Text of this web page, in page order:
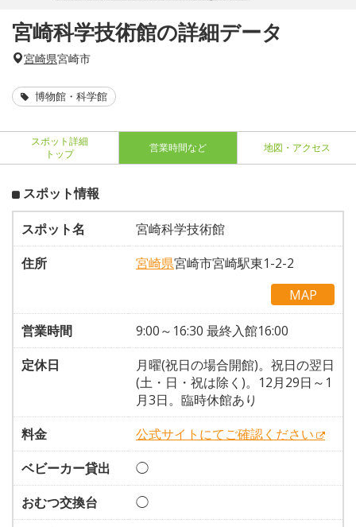
宮崎科学技術館の詳細データ
宮崎県宮崎市
博物館・科学館
スポット詳細
トップ
営業時間など 地図・アクセス
スポット情報
スポット名
宮崎科学技術館
住所
宮崎県宮崎市宮崎駅東1-2-2
MAP
営業時間
9:00～16:30 最終入館16:00
定休日
月曜(祝日の場合開館)。祝日の翌日
(土・日・祝は除く)。12月29日～1
月3日。臨時休館あり
料金
公式サイトにてご確認ください
ベビーカー貸出
◯
おむつ交換台
◯